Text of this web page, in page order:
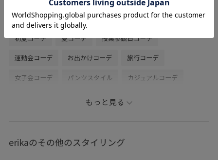
仙台泉 LE CERCLE par ropé 初春コーデ 春コーデ
初夏コーデ 夏コーデ 授業参観日コーデ
運動会コーデ お出かけコーデ 旅行コーデ
女子会コーデ パンツスタイル カジュアルコーデ
乾燥
ショルダーバッグ シューズ サンダル
もっと見る
erikaのその他のスタイリング